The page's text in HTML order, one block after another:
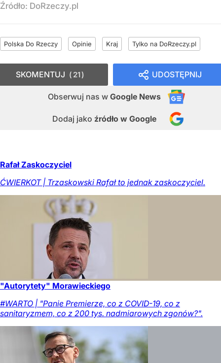
Źródło: DoRzeczy.pl
Polska Do Rzeczy Opinie Kraj Tylko na DoRzeczy.pl
UDOSTĘPNIJ
Obserwuj nas w Google News
Dodaj jako źródło w Google
SKOMENTUJ 21
Rafał Zaskoczyciel
ĆWIERKOT | Trzaskowski Rafał to jednak zaskoczyciel.
"Autorytety" Morawieckiego
#WARTO | "Panie Premierze, co z COVID-19, co z
sanitaryzmem, co z 200 tys. nadmiarowych zgonów?".